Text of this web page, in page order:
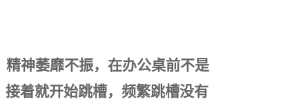
神萎靡不振，在办公桌前不是
着就开始跳槽，频繁跳槽没有